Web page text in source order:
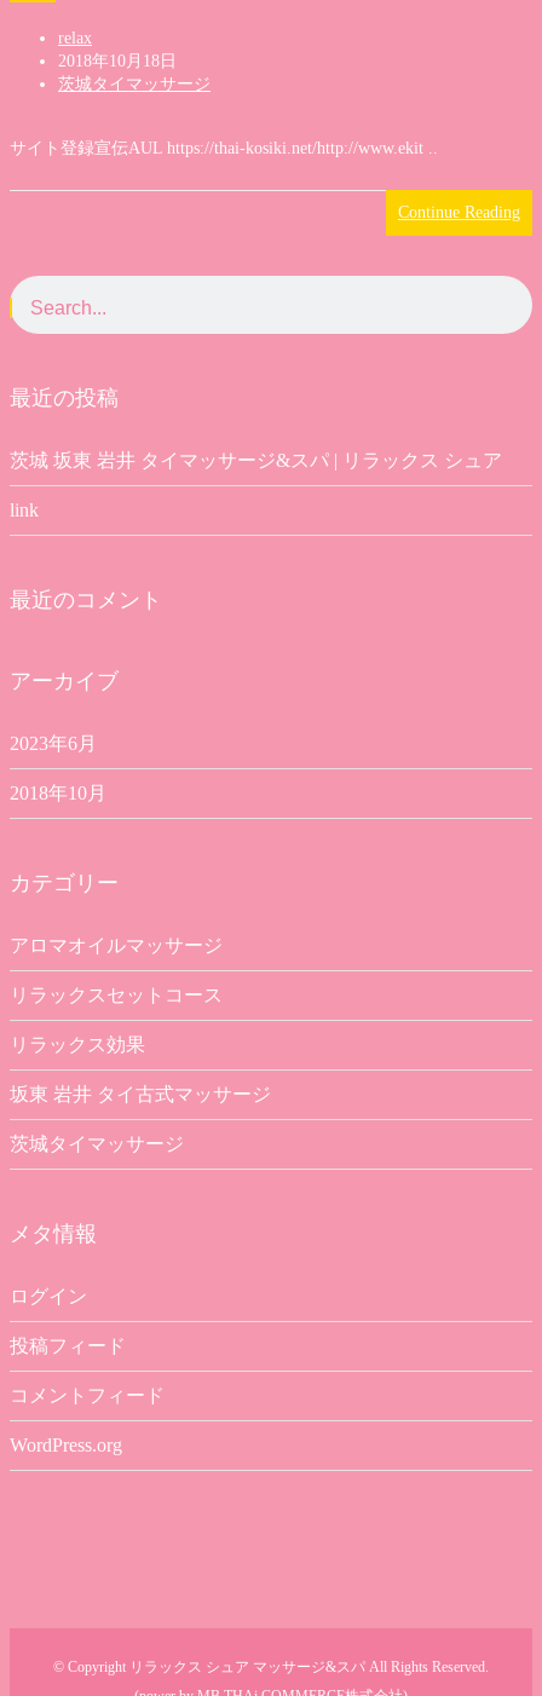
relax
2018年10月18日
茨城タイマッサージ
サイト登録宣伝AUL https://thai-kosiki.net/http://www.ekit ..
Continue Reading
最近の投稿
茨城 坂東 岩井 タイマッサージ&スパ | リラックス シュア
link
最近のコメント
アーカイブ
2023年6月
2018年10月
カテゴリー
アロマオイルマッサージ
リラックスセットコース
リラックス効果
坂東 岩井 タイ古式マッサージ
茨城タイマッサージ
メタ情報
ログイン
投稿フィード
コメントフィード
WordPress.org
© Copyright リラックス シュア マッサージ&スパ All Rights Reserved.